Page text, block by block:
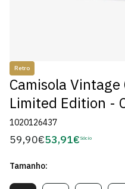
Retro
Camisola
Limited Edition -
1020126437
Preço
59,90€Preço
Sócio
53,91€ Sócio
Tamanho: